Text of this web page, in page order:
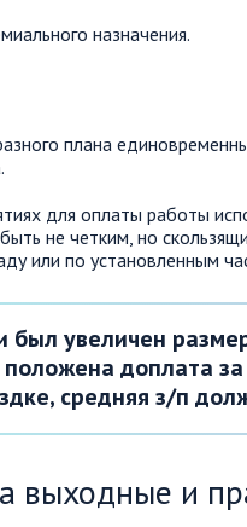
назначения.
плана
для оплаты работы
не четким, но
или по установленным
был увеличен
доплата
средняя з/п
выходные и